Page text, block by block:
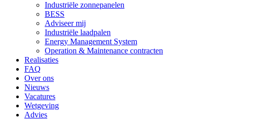
Industriële zonnepanelen
BESS
Adviseer mij
Industriële laadpalen
Energy Management System
Operation & Maintenance contracten
Realisaties
FAQ
Over ons
Nieuws
Vacatures
Wetgeving
Advies